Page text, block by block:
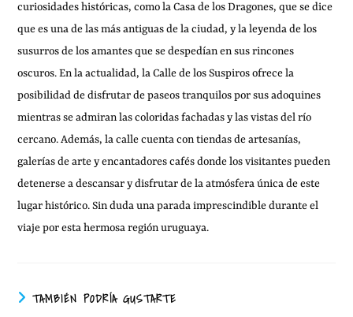
curiosidades históricas, como la Casa de los Dragones, que se dice
que es una de las más antiguas de la ciudad, y la leyenda de los
susurros de los amantes que se despedían en sus rincones
oscuros. En la actualidad, la Calle de los Suspiros ofrece la
posibilidad de disfrutar de paseos tranquilos por sus adoquines
mientras se admiran las coloridas fachadas y las vistas del río
cercano. Además, la calle cuenta con tiendas de artesanías,
galerías de arte y encantadores cafés donde los visitantes pueden
detenerse a descansar y disfrutar de la atmósfera única de este
lugar histórico. Sin duda una parada imprescindible durante el
viaje por esta hermosa región uruguaya.
TAMBIÉN PODRÍA GUSTARTE